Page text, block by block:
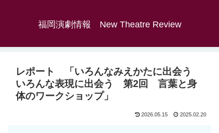
福岡演劇情報 New Theatre Review
レポート 「いろんなみえかたに出会う
いろんな表現に出会う 第2回 言葉と身
体のワークショップ」
2026.05.15 2025.02.20